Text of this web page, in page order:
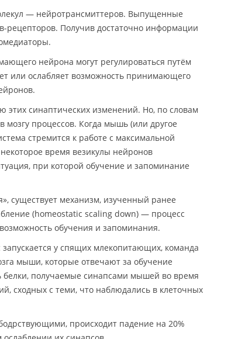
— нейротрансмиттеров. Выпущенные
рецепторов. Получив достаточно информации
нейрона могут регулироваться путём
или ослабляет возможность принимающего
синаптических изменений. Но, по словам
мозгу процессов. Когда мышь (или другое
стремится к работе с максимальной
время везикулы нейронов
при которой обучение и запоминание
существует механизм, изученный ранее
(homeostatic scaling down) — процесс
обучения и запоминания.
у спящих млекопитающих, команда
мыши, которые отвечают за обучение
белки, получаемые синапсами мышей во время
сходных с теми, что наблюдались в клеточных
происходит падение на 20%